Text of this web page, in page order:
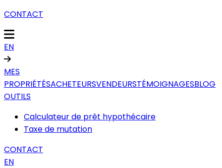
CONTACT
EN
MES
PROPRIÉTÉSACHETEURSVENDEURSTÉMOIGNAGESBLOG
OUTILS
Calculateur de prêt hypothécaire
Taxe de mutation
CONTACT
EN